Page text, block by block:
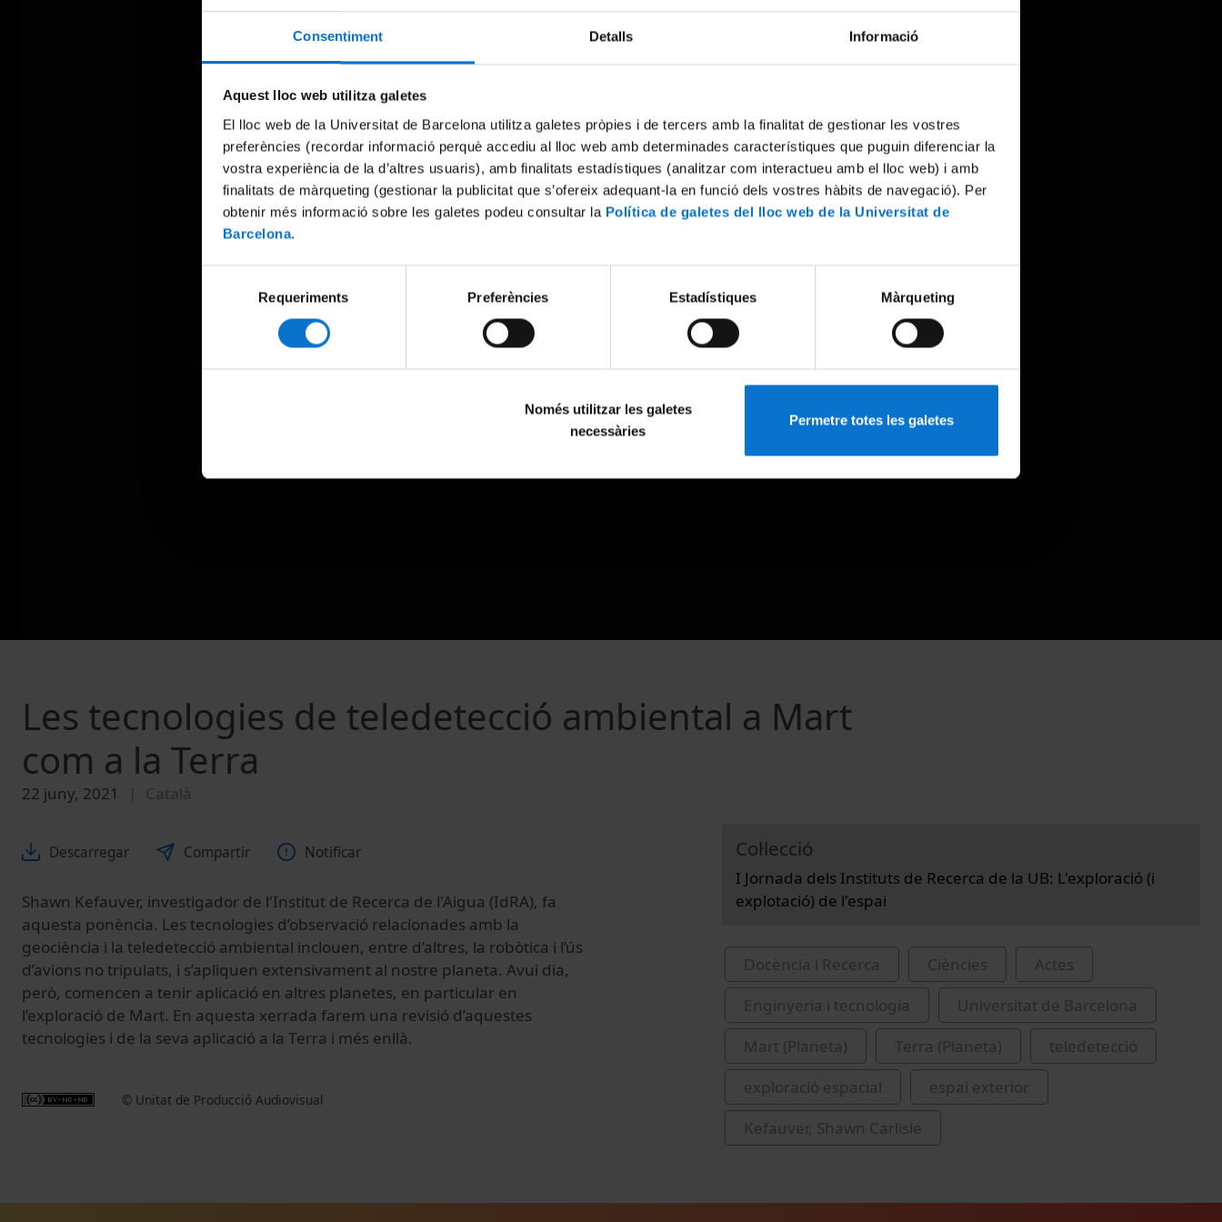
Consentiment Detalls Informació
Aquest lloc web utilitza galetes
El lloc web de la Universitat de Barcelona utilitza galetes pròpies i de tercers amb la finalitat de gestionar les vostres
preferències (recordar informació perquè accediu al lloc web amb determinades característiques que puguin diferenciar la
vostra experiència de la d’altres usuaris), amb finalitats estadístiques (analitzar com interactueu amb el lloc web) i amb
finalitats de màrqueting (gestionar la publicitat que s’ofereix adequant-la en funció dels vostres hàbits de navegació). Per
obtenir més informació sobre les galetes podeu consultar la Política de galetes del lloc web de la Universitat de
Barcelona.
consentiment
Requeriments Preferències Estadístiques Màrqueting
Només utilitzar les galetes
necessàries
Permetre totes les galetes
Try again
Les tecnologies de teledetecció ambiental a Mart
com a la Terra
22 juny, 2021 Català
Descarregar Compartir Notificar
Shawn Kefauver, investigador de l'Institut de Recerca de l'Aigua (IdRA), fa
aquesta ponència. Les tecnologies d’observació relacionades amb la
geociència i la teledetecció ambiental inclouen, entre d’altres, la robòtica i l’ús
d’avions no tripulats, i s’apliquen extensivament al nostre planeta. Avui dia,
però, comencen a tenir aplicació en altres planetes, en particular en
l’exploració de Mart. En aquesta xerrada farem una revisió d’aquestes
tecnologies i de la seva aplicació a la Terra i més enllà.
© Unitat de Producció Audiovisual
Col·lecció
I Jornada dels Instituts de Recerca de la UB: L'exploració (i
explotació) de l'espai
Docència i Recerca Ciències
Actes
Enginyeria i tecnologia
Universitat de Barcelona
Mart (Planeta)
Terra (Planeta)
teledetecció
exploració espacial
espai exterior
Kefauver, Shawn Carlisle